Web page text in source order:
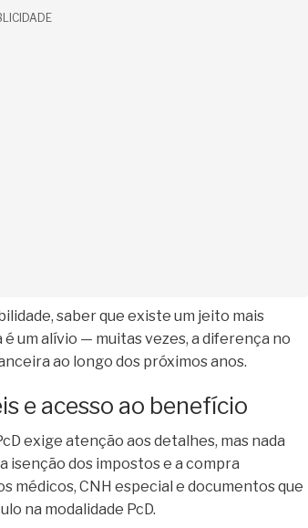
saber que existe um jeito mais
um alívio — muitas vezes, a diferença no
ao longo dos próximos anos.
e acesso ao benefício
exige atenção aos detalhes, mas nada
isenção dos impostos e a compra
médicos, CNH especial e documentos que
na modalidade PcD.